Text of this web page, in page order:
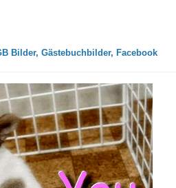
Bilder, Gästebuchbilder, Facebook